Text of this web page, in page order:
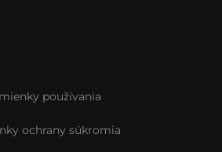
používania
ochrany súkromia